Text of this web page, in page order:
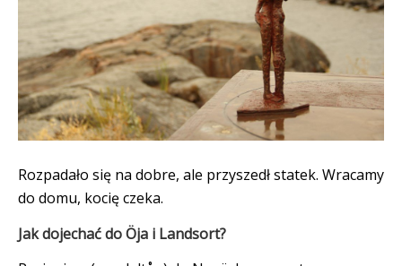
Rozpadało się na dobre, ale przyszedł statek. Wracamy
do domu, kocię czeka.
Jak dojechać do Öja i Landsort?